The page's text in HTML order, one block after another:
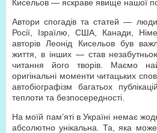
Кисельов — яскраве явище нашої
Автори спогадів та статей — люди
Росії, Ізраїлю, США, Канади,
авторів Леонід Кисельов був
життя, в інших — став
читання його творів. Маємо
оригінальні моменти читацьких
автобіографізм багатьох
теплоти та безпосередності.
На моїй пам’яті в Україні немає
абсолютно унікальна. Та, яка